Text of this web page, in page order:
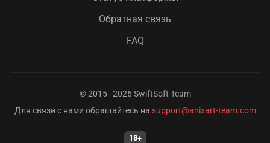
Обратная связь
FAQ
© 2015–2026 SwiftSoft Team
Для связи с нами обращайтесь на support@anixart-team.com
18+